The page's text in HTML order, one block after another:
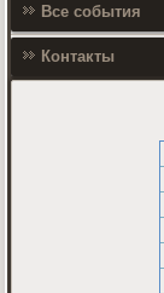
Все события
Контакты